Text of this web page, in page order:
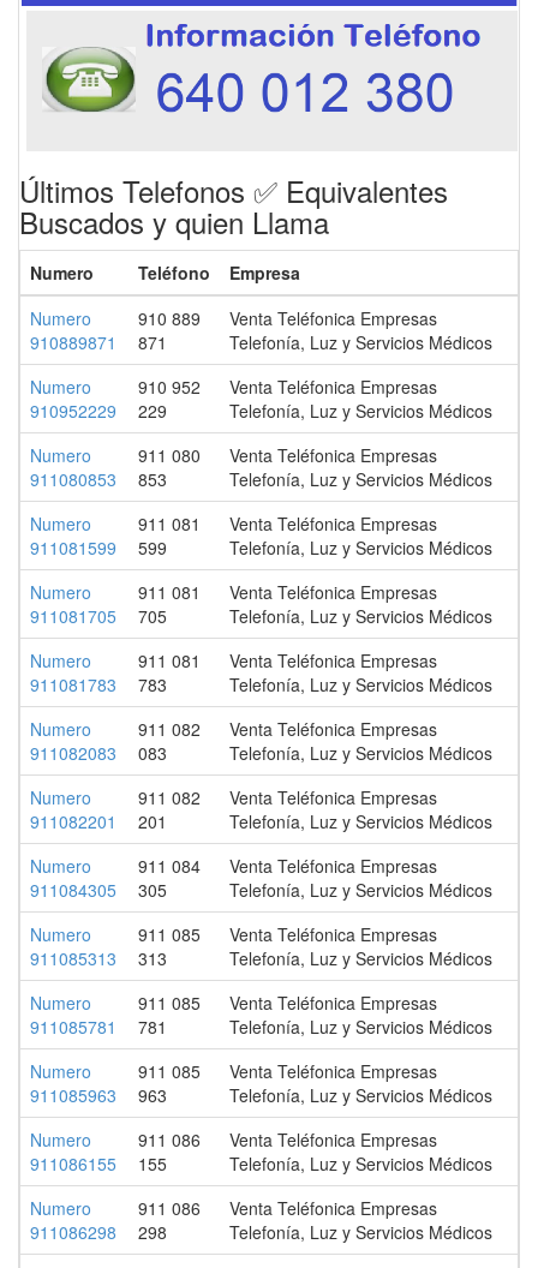
Últimos Telefonos ✅ Equivalentes
Buscados y quien Llama
Numero Teléfono
Empresa
Numero
910889871
910 889
871
Venta Teléfonica Empresas
Telefonía, Luz y Servicios Médicos
Numero
910952229
910 952
229
Venta Teléfonica Empresas
Telefonía, Luz y Servicios Médicos
Numero
911080853
911 080
853
Venta Teléfonica Empresas
Telefonía, Luz y Servicios Médicos
Numero
911081599
911 081
599
Venta Teléfonica Empresas
Telefonía, Luz y Servicios Médicos
Numero
911081705
911 081
705
Venta Teléfonica Empresas
Telefonía, Luz y Servicios Médicos
Numero
911081783
911 081
783
Venta Teléfonica Empresas
Telefonía, Luz y Servicios Médicos
Numero
911082083
911 082
083
Venta Teléfonica Empresas
Telefonía, Luz y Servicios Médicos
Numero
911082201
911 082
201
Venta Teléfonica Empresas
Telefonía, Luz y Servicios Médicos
Numero
911084305
911 084
305
Venta Teléfonica Empresas
Telefonía, Luz y Servicios Médicos
Numero
911085313
911 085
313
Venta Teléfonica Empresas
Telefonía, Luz y Servicios Médicos
Numero
911085781
911 085
781
Venta Teléfonica Empresas
Telefonía, Luz y Servicios Médicos
Numero
911085963
911 085
963
Venta Teléfonica Empresas
Telefonía, Luz y Servicios Médicos
Numero
911086155
911 086
155
Venta Teléfonica Empresas
Telefonía, Luz y Servicios Médicos
Numero
911086298
911 086
298
Venta Teléfonica Empresas
Telefonía, Luz y Servicios Médicos